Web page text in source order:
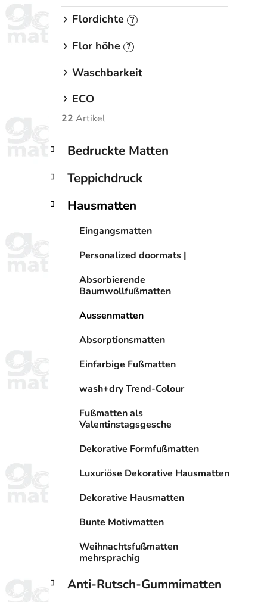
Flordichte ?
Flor höhe ?
Waschbarkeit
ECO
22 Artikel
Kategorien
überspringen
K
a
e
o
Bedruckte Matten
Teppichdruck
Hausmatten
Eingangsmatten
Personalized doormats |
Absorbierende
Baumwollfußmatten
Aussenmatten
Absorptionsmatten
Einfarbige Fußmatten
wash+dry Trend-Colour
Fußmatten als
Valentinstagsgesche
Dekorative Formfußmatten
Luxuriöse Dekorative Hausmatten
Dekorative Hausmatten
Bunte Motivmatten
Weihnachtsfußmatten
mehrsprachig
Anti-Rutsch-Gummimatten